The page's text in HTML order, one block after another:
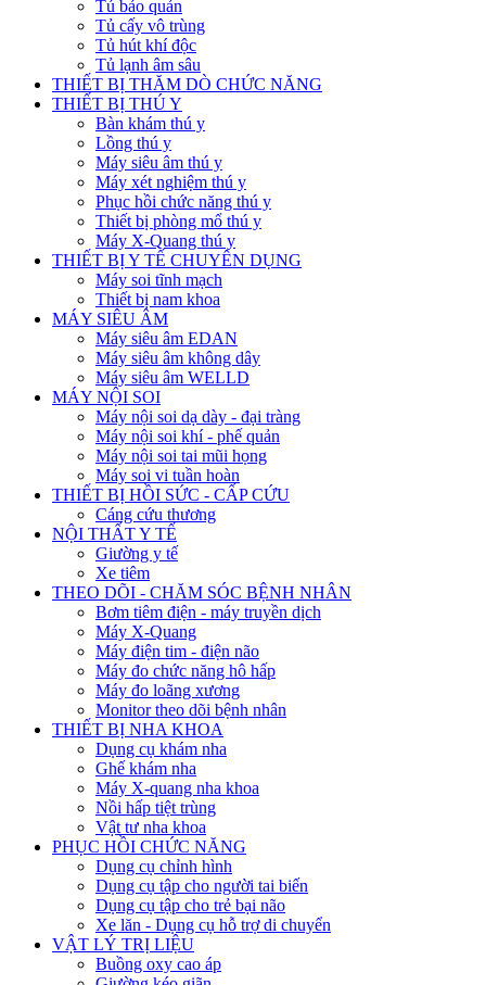
Tủ bảo quản
Tủ cấy vô trùng
Tủ hút khí độc
Tủ lạnh âm sâu
THIẾT BỊ THĂM DÒ CHỨC NĂNG
THIẾT BỊ THÚ Y
Bàn khám thú y
Lồng thú y
Máy siêu âm thú y
Máy xét nghiệm thú y
Phục hồi chức năng thú y
Thiết bị phòng mổ thú y
Máy X-Quang thú y
THIẾT BỊ Y TẾ CHUYÊN DỤNG
Máy soi tĩnh mạch
Thiết bị nam khoa
MÁY SIÊU ÂM
Máy siêu âm EDAN
Máy siêu âm không dây
Máy siêu âm WELLD
MÁY NỘI SOI
Máy nội soi dạ dày - đại tràng
Máy nội soi khí - phế quản
Máy nội soi tai mũi họng
Máy soi vi tuần hoàn
THIẾT BỊ HỒI SỨC - CẤP CỨU
Cáng cứu thương
NỘI THẤT Y TẾ
Giường y tế
Xe tiêm
THEO DÕI - CHĂM SÓC BỆNH NHÂN
Bơm tiêm điện - máy truyền dịch
Máy X-Quang
Máy điện tim - điện não
Máy đo chức năng hô hấp
Máy đo loãng xương
Monitor theo dõi bệnh nhân
THIẾT BỊ NHA KHOA
Dụng cụ khám nha
Ghế khám nha
Máy X-quang nha khoa
Nồi hấp tiệt trùng
Vật tư nha khoa
PHỤC HỒI CHỨC NĂNG
Dụng cụ chỉnh hình
Dụng cụ tập cho người tai biến
Dụng cụ tập cho trẻ bại não
Xe lăn - Dụng cụ hỗ trợ di chuyển
VẬT LÝ TRỊ LIỆU
Buồng oxy cao áp